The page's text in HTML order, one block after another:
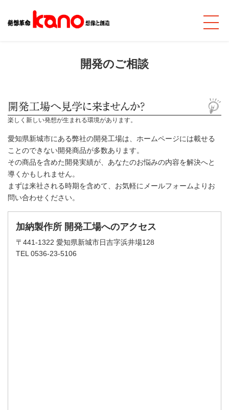
開発のご相談
楽しく新しい発想が生まれる環境があります。
愛知県新城市にある弊社の開発工場は、ホームページには載せる
ことのできない開発商品が多数あります。
その商品を含めた開発実績が、あなたのお悩みの内容を解決へと
導くかもしれません。
まずは来社される時期を含めて、お気軽にメールフォームよりお
問い合わせください。
加納製作所 開発工場へのアクセス
〒441-1322 愛知県新城市日吉字浜井場128
TEL 0536-23-5106